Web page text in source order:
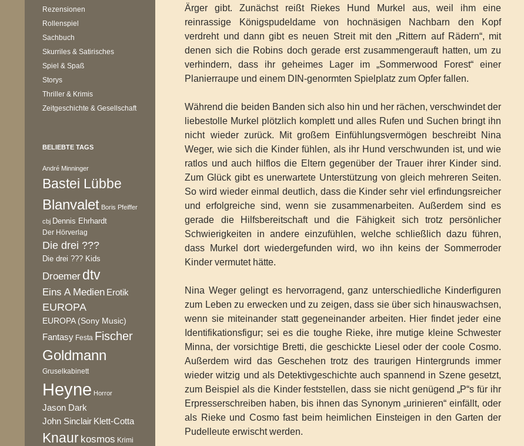
Ärger gibt. Zunächst reißt Riekes Hund Murkel aus, weil ihm eine
reinrassige Königspudeldame von hochnäsigen Nachbarn den Kopf
verdreht und dann gibt es neuen Streit mit den „Rittern auf Rädern“, mit
denen sich die Robins doch gerade erst zusammengerauft hatten, um zu
verhindern, dass ihr geheimes Lager im „Sommerwood Forest“ einer
Planierraupe und einem DIN-genormten Spielplatz zum Opfer fallen.
Während die beiden Banden sich also hin und her rächen, verschwindet der
liebestolle Murkel plötzlich komplett und alles Rufen und Suchen bringt ihn
nicht wieder zurück. Mit großem Einfühlungsvermögen beschreibt Nina
Weger, wie sich die Kinder fühlen, als ihr Hund verschwunden ist, und wie
ratlos und auch hilflos die Eltern gegenüber der Trauer ihrer Kinder sind.
Zum Glück gibt es unerwartete Unterstützung von gleich mehreren Seiten.
So wird wieder einmal deutlich, dass die Kinder sehr viel erfindungsreicher
und erfolgreiche sind, wenn sie zusammenarbeiten. Außerdem sind es
gerade die Hilfsbereitschaft und die Fähigkeit sich trotz persönlicher
Schwierigkeiten in andere einzufühlen, welche schließlich dazu führen,
dass Murkel dort wiedergefunden wird, wo ihn keins der Sommerroder
Kinder vermutet hätte.
Nina Weger gelingt es hervorragend, ganz unterschiedliche Kinderfiguren
zum Leben zu erwecken und zu zeigen, dass sie über sich hinauswachsen,
wenn sie miteinander statt gegeneinander arbeiten. Hier findet jeder eine
Identifikationsfigur; sei es die toughe Rieke, ihre mutige kleine Schwester
Minna, der vorsichtige Bretti, die geschickte Liesel oder der coole Cosmo.
Außerdem wird das Geschehen trotz des traurigen Hintergrunds immer
wieder witzig und als Detektivgeschichte auch spannend in Szene gesetzt,
zum Beispiel als die Kinder feststellen, dass sie nicht genügend „P“s für ihr
Erpresserschreiben haben, bis ihnen das Synonym „urinieren“ einfällt, oder
als Rieke und Cosmo fast beim heimlichen Einsteigen in den Garten der
Pudelleute erwischt werden.
Rezensionen
Rollenspiel
Sachbuch
Skurriles & Satirisches
Spiel & Spaß
Storys
Thriller & Krimis
Zeitgeschichte & Gesellschaft
BELIEBTE TAGS
André Minninger
Bastei Lübbe
Blanvalet Boris Pfeiffer
cbj Dennis Ehrhardt
Der Hörverlag
Die drei ???
Die drei ??? Kids
Droemer dtv
Eins A Medien Erotik
EUROPA
EUROPA (Sony Music)
Fantasy Festa Fischer
Goldmann
Gruselkabinett
Heyne Horror
Jason Dark
John Sinclair Klett-Cotta
Knaur kosmos Krimi